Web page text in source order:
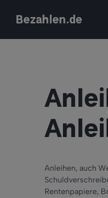
Bezahlen.de
Anleihen, auch
Rentenpapiere,